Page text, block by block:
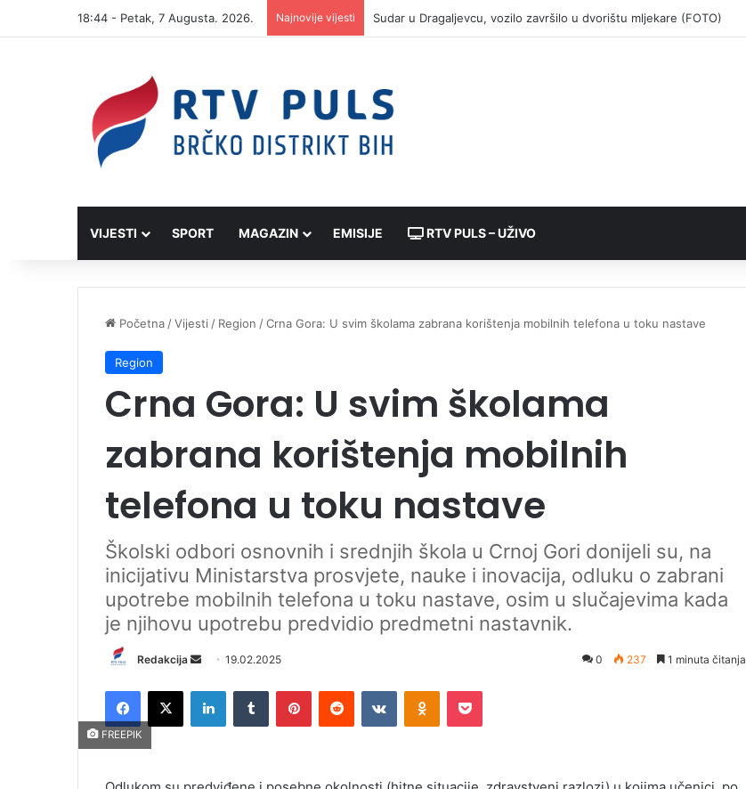
18:44 - Petak, 7 Augusta. 2026. Najnovije vijesti
VIJESTI SPORT MAGAZIN EMISIJE RTV PULS – UŽIVO
Početna /Vijesti / Region /Crna Gora: U svim školama zabrana korištenja mobilnih telefona u toku nastave
Region
Crna Gora: U svim školama
zabrana korištenja mobilnih
telefona u toku nastave
Školski odbori osnovnih i srednjih škola u Crnoj Gori donijeli su, na
inicijativu Ministarstva prosvjete, nauke i inovacija, odluku o zabrani
upotrebe mobilnih telefona u toku nastave, osim u slučajevima kada
je njihovu upotrebu predvidio predmetni nastavnik.
Redakcija
n
d
19.02.2025 0 237 1 minuta čitanja
FREEPIK